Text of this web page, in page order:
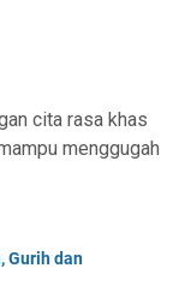
cita rasa khas
menggugah
Gurih dan